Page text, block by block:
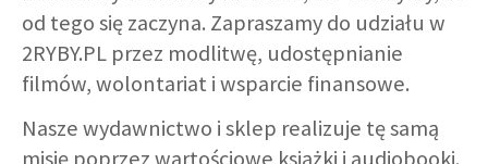
od tego się zaczyna. Zapraszamy do udziału w
2RYBY.PL przez modlitwę, udostępnianie
filmów, wolontariat i wsparcie finansowe.
Nasze wydawnictwo i sklep realizuje tę samą